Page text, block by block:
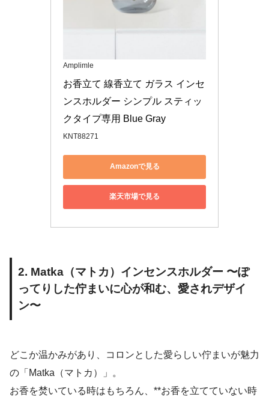
Amplimle
お香立て 線香立て ガラス インセ
ンスホルダー シンプル スティッ
クタイプ専用 Blue Gray
KNT88271
Amazonで見る
楽天市場で見る
2. Matka（マトカ）インセンスホルダー 〜ぽ
ってりした佇まいに心が和む、愛されデザイ
ン〜
どこか温かみがあり、コロンとした愛らしい佇まいが魅力
の「Matka（マトカ）」。
お香を焚いている時はもちろん、**お香を立てていない時